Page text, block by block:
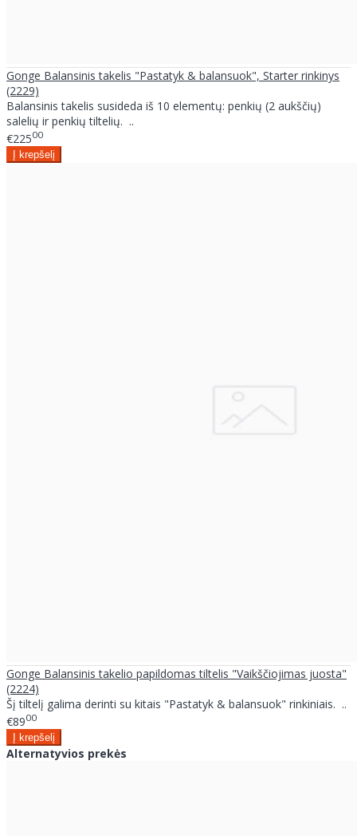
Gonge Balansinis takelis "Pastatyk & balansuok", Starter rinkinys
(2229)
Balansinis takelis susideda iš 10 elementų: penkių (2 aukščių)
salelių ir penkių tiltelių. ..
€22500
Gonge Balansinis takelio papildomas tiltelis "Vaikščiojimas juosta"
(2224)
Šį tiltelį galima derinti su kitais "Pastatyk & balansuok" rinkiniais. ..
€8900
Alternatyvios prekės